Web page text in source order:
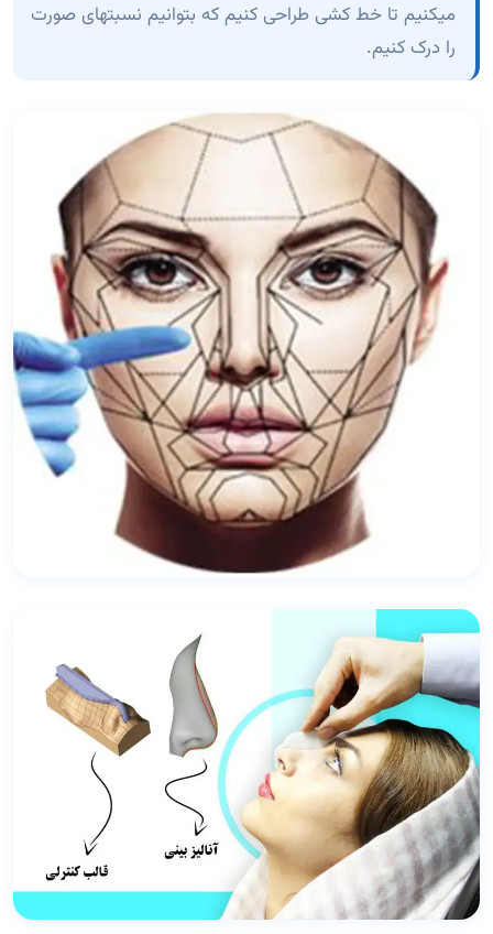
میکنیم تا خط کشی طراحی کنیم که بتوانیم نسبتهای صورت
را درک کنیم.